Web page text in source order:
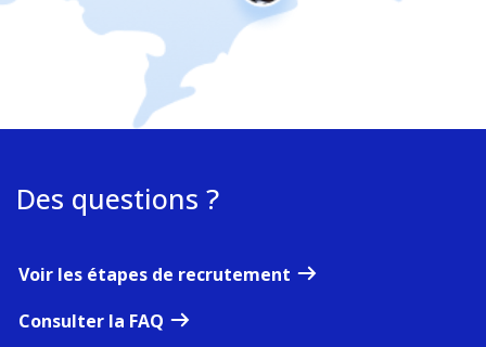
Des questions ?
Voir les étapes de recrutement
Consulter la FAQ